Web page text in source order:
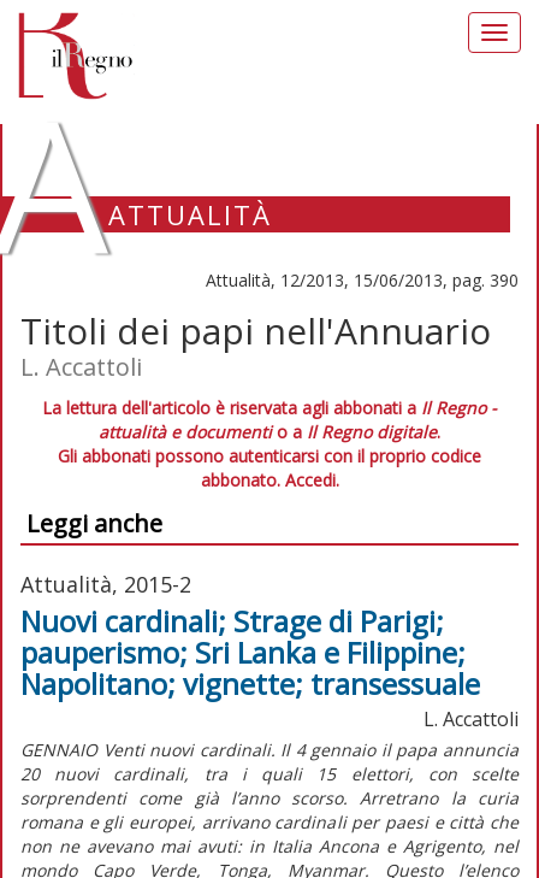
ATTUALITÀ
Attualità, 12/2013, 15/06/2013, pag. 390
Titoli dei papi nell'Annuario
L. Accattoli
La lettura dell'articolo è riservata agli abbonati a Il Regno -
attualità e documentio a Il Regno digitale.
Gli abbonati possono autenticarsi con il proprio codice
abbonato. Accedi.
Leggi anche
Attualità, 2015-2
Nuovi cardinali; Strage di Parigi;
pauperismo; Sri Lanka e Filippine;
Napolitano; vignette; transessuale
L. Accattoli
GENNAIO Venti nuovi cardinali. Il 4 gennaio il papa annuncia
20 nuovi cardinali, tra i quali 15 elettori, con scelte
sorprendenti come già l’anno scorso. Arretrano la curia
romana e gli europei, arrivano cardinali per paesi e città che
non ne avevano mai avuti: in Italia Ancona e Agrigento, nel
mondo Capo Verde, Tonga, Myanmar. Questo l’elenco